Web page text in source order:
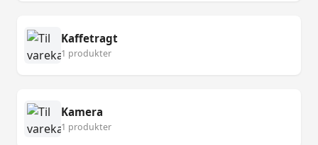
Kaffetragt
1 produkter
Kamera
1 produkter